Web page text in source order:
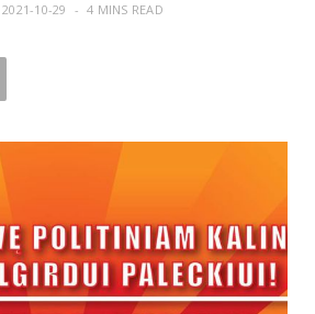
2021-10-29 4 MINS READ